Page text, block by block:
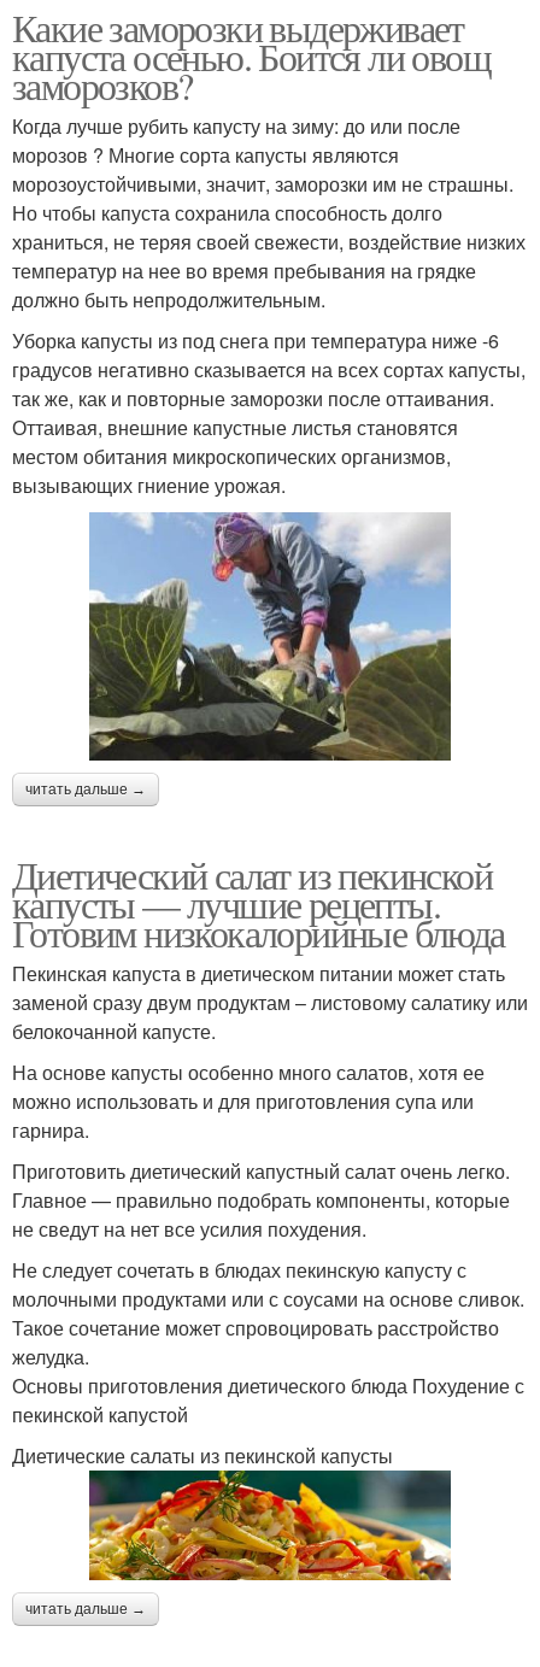
Какие заморозки выдерживает
капуста осенью. Боится ли овощ
заморозков?
Когда лучше рубить капусту на зиму: до или после
морозов ? Многие сорта капусты являются
морозоустойчивыми, значит, заморозки им не страшны.
Но чтобы капуста сохранила способность долго
храниться, не теряя своей свежести, воздействие низких
температур на нее во время пребывания на грядке
должно быть непродолжительным.
Уборка капусты из под снега при температура ниже -6
градусов негативно сказывается на всех сортах капусты,
так же, как и повторные заморозки после оттаивания.
Оттаивая, внешние капустные листья становятся
местом обитания микроскопических организмов,
вызывающих гниение урожая.
читать дальше →
Диетический салат из пекинской
капусты — лучшие рецепты.
Готовим низкокалорийные блюда
Пекинская капуста в диетическом питании может стать
заменой сразу двум продуктам – листовому салатику или
белокочанной капусте.
На основе капусты особенно много салатов, хотя ее
можно использовать и для приготовления супа или
гарнира.
Приготовить диетический капустный салат очень легко.
Главное — правильно подобрать компоненты, которые
не сведут на нет все усилия похудения.
Не следует сочетать в блюдах пекинскую капусту с
молочными продуктами или с соусами на основе сливок.
Такое сочетание может спровоцировать расстройство
желудка.
Основы приготовления диетического блюда Похудение с
пекинской капустой
Диетические салаты из пекинской капусты
читать дальше →